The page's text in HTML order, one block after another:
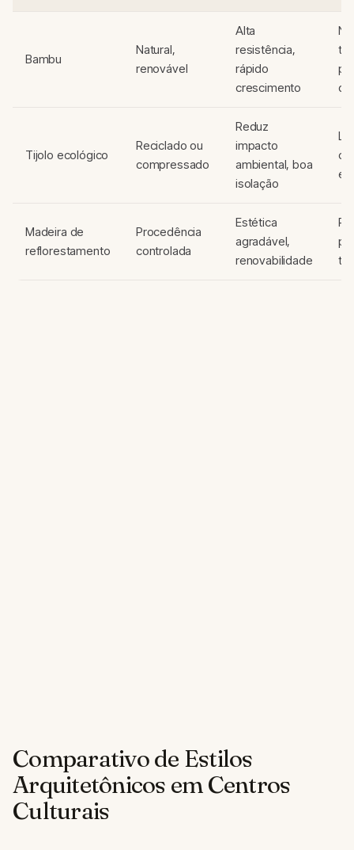
Bambu
Natural,
renovável
Alta
resistência,
rápido
crescimento
Tijolo ecológico
Reciclado ou
compressado
Reduz
impacto
ambiental, boa
isolação
Madeira de
reflorestamento
Procedência
controlada
Estética
agradável,
renovabilidade
Comparativo de Estilos
Arquitetônicos em Centros
Culturais